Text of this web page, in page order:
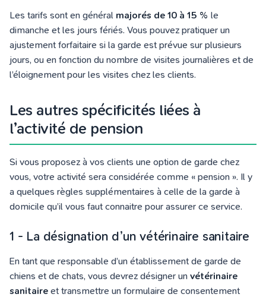
Les tarifs sont en général majorés de 10 à 15 % le
dimanche et les jours fériés. Vous pouvez pratiquer un
ajustement forfaitaire si la garde est prévue sur plusieurs
jours, ou en fonction du nombre de visites journalières et de
l’éloignement pour les visites chez les clients.
Les autres spécificités liées à
l’activité de pension
Si vous proposez à vos clients une option de garde chez
vous, votre activité sera considérée comme « pension ». Il y
a quelques règles supplémentaires à celle de la garde à
domicile qu’il vous faut connaitre pour assurer ce service.
1 - La désignation d’un vétérinaire sanitaire
En tant que responsable d’un établissement de garde de
chiens et de chats, vous devrez désigner un vétérinaire
sanitaire et transmettre un formulaire de consentement